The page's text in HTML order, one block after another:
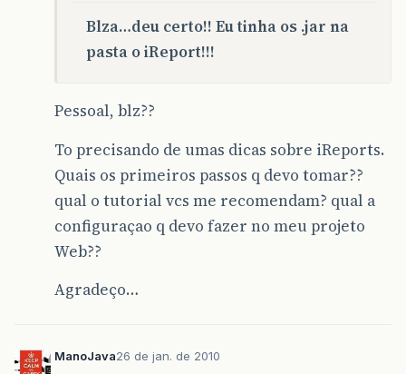
Blza…deu certo!! Eu tinha os .jar na
pasta o iReport!!!
Pessoal, blz??
To precisando de umas dicas sobre iReports.
Quais os primeiros passos q devo tomar??
qual o tutorial vcs me recomendam? qual a
configuraçao q devo fazer no meu projeto
Web??
Agradeço…
ManoJava26 de jan. de 2010